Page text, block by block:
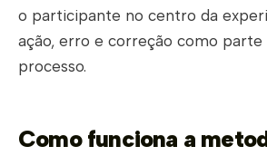
o participante no centro da
ação, erro e correção como
processo.
Como funciona a